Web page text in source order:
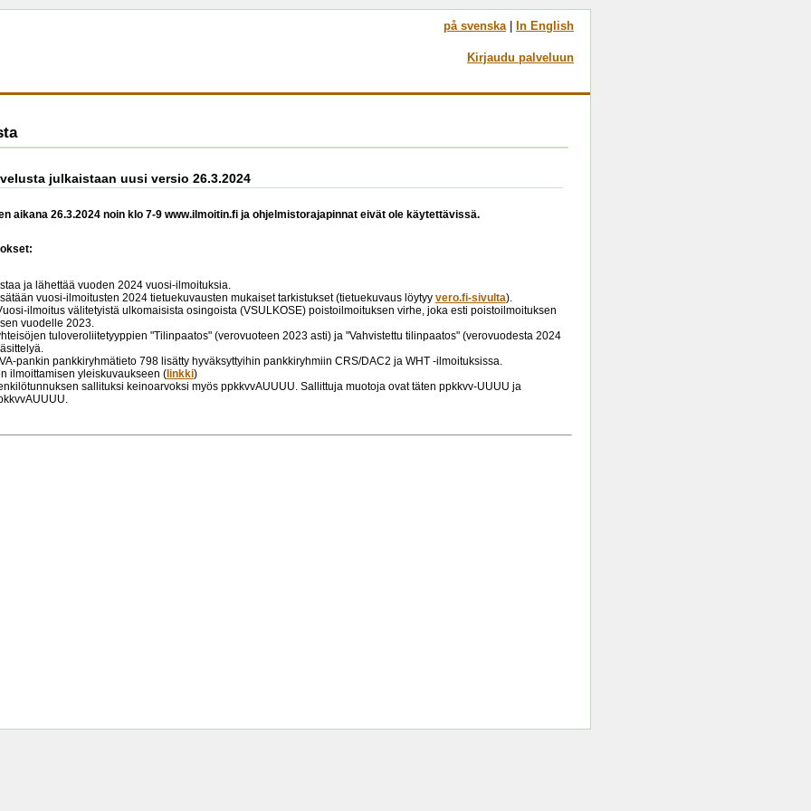
på svenska| In English
Kirjaudu palveluun
julkaistaan uusi versio 26.3.2024
aikana 26.3.2024 noin klo 7-9 www.ilmoitin.fi ja ohjelmistorajapinnat eivät ole käytettävissä.
ja lähettää vuoden 2024 vuosi-ilmoituksia.
vuosi-ilmoitusten 2024 tietuekuvausten mukaiset tarkistukset (tietuekuvaus löytyy vero.fi-sivulta).
ilmoitus välitetyistä ulkomaisista osingoista (VSULKOSE) poistoilmoituksen virhe, joka esti poistoilmoituksen
vuodelle 2023.
tuloveroliitetyyppien "Tilinpaatos" (verovuoteen 2023 asti) ja "Vahvistettu tilinpaatos" (verovuodesta 2024
pankin pankkiryhmätieto 798 lisätty hyväksyttyihin pankkiryhmiin CRS/DAC2 ja WHT -ilmoituksissa.
ilmoittamisen yleiskuvaukseen (linkki)
sallituksi keinoarvoksi myös ppkkvvAUUUU. Sallittuja muotoja ovat täten ppkkvv-UUUU ja